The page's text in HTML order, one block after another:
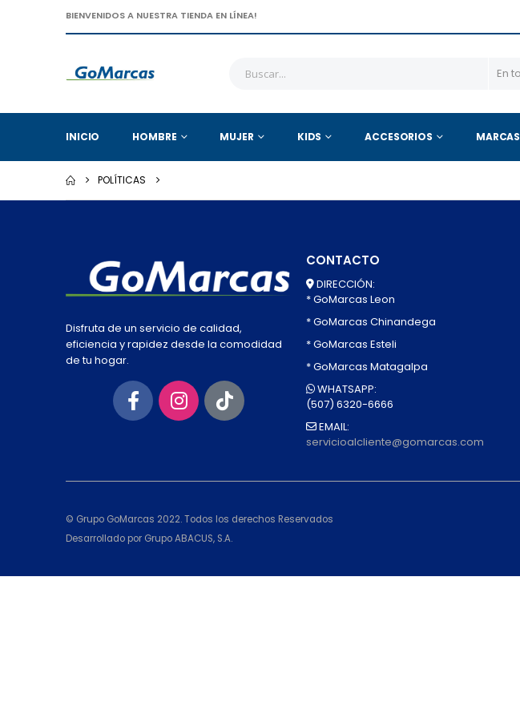
BIENVENIDOS A NUESTRA TIENDA EN LÍNEA!
INICIO HOMBRE MUJER KIDS ACCESORIOS MARCAS
POLÍTICAS
Disfruta de un servicio de calidad,
eficiencia y rapidez desde la comodidad
de tu hogar.
CONTACTO
DIRECCIÓN:
* GoMarcas Leon
* GoMarcas Chinandega
* GoMarcas Esteli
* GoMarcas Matagalpa
WHATSAPP:
(507) 6320-6666
EMAIL:
servicioalcliente@gomarcas.com
© Grupo GoMarcas 2022. Todos los derechos Reservados
Desarrollado por Grupo ABACUS, S.A.